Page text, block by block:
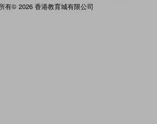
有© 2026 香港教育城有限公司